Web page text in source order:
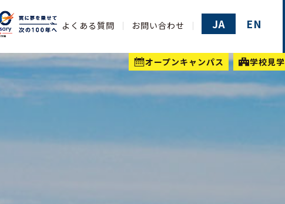
よくある質問 お問い合わせ JA EN
オープンキャンパス
学校見学